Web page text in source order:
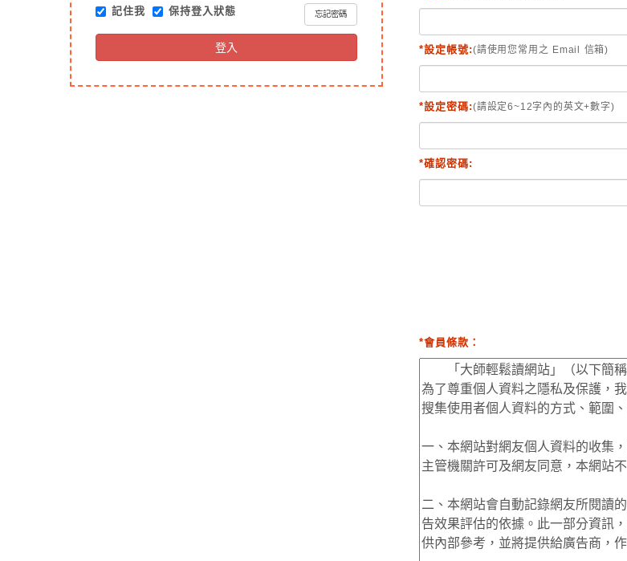
記住我 保持登入狀態 忘記密碼
登入 *設定帳號:(請使用您常用之 Email 信箱)
*設定密碼:(請設定6~12字內的英文+數字)
*確認密碼:
*會員條款：